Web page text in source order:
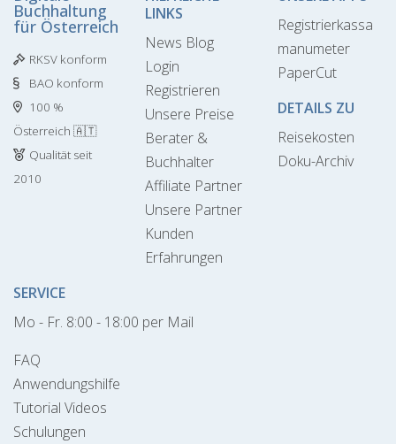
Buchhaltung
für Österreich
RKSV konform
BAO konform
100 %
Österreich 🇦🇹
Qualität seit
2010
LINKS
News Blog
Login
Registrieren
Unsere Preise
Berater &
Buchhalter
Affiliate Partner
Unsere Partner
Kunden
Erfahrungen
Registrierkassa
manumeter
PaperCut
DETAILS ZU
Reisekosten
Doku-Archiv
SERVICE
Mo - Fr. 8:00 - 18:00 per Mail
FAQ
Anwendungshilfe
Tutorial Videos
Schulungen